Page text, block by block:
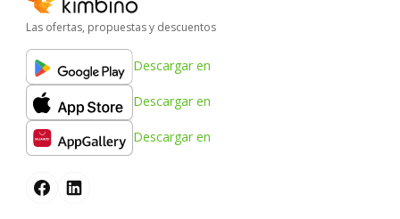
Las ofertas, propuestas y descuentos
Descargar en
Descargar en
Descargar en